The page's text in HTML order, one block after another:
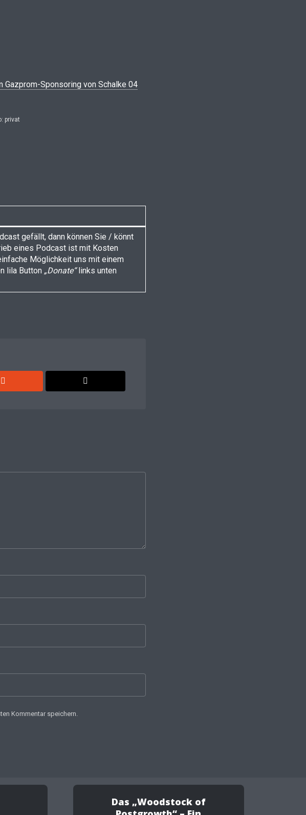
Gazprom-Sponsoring von Schalke 04
privat
gefällt, dann können Sie / könnt
eines Podcast ist mit Kosten
Möglichkeit uns mit einem
lila Button „Donate“links unten
Kommentar speichern.
Das „Woodstock of